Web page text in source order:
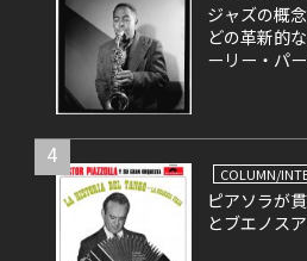
ジャズの概
どの革新的
ーリー・パ
4
COLUMN/
ピアソラが
とブエノス